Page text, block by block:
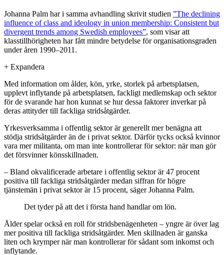
Johanna Palm har i samma avhandling skrivit studien ”The declining
influence of class and ideology in union membership: Consistent but
divergent trends among Swedish employees”, som visar att
klasstillhörigheten har fått mindre betydelse för organisationsgraden
under åren 1990–2011.
+ Expandera
Med information om ålder, kön, yrke, storlek på arbetsplatsen,
upplevt inflytande på arbetsplatsen, fackligt medlemskap och sektor
för de svarande har hon kunnat se hur dessa faktorer inverkar på
deras attityder till fackliga stridsåtgärder.
Yrkesverksamma i offentlig sektor är generellt mer benägna att
stödja stridsåtgärder än de i privat sektor. Därför tycks också kvinnor
vara mer militanta, om man inte kontrollerar för sektor: när man gör
det försvinner könsskillnaden.
– Bland okvalificerade arbetare i offentlig sektor är 47 procent
positiva till fackliga stridsåtgärder medan siffran för högre
tjänstemän i privat sektor är 15 procent, säger Johanna Palm.
Det tyder på att det i första hand handlar om lön.
Ålder spelar också en roll för stridsbenägenheten – yngre är över lag
mer positiva till fackliga stridsåtgärder. Men skillnaden är ganska
liten och krymper när man kontrollerar för sådant som inkomst och
inflytande.